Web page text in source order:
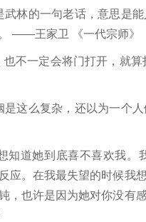
的一句老话，意思是能
——王家卫 《一代宗师》
不一定会将门打开，就
么复杂，还以为一个人
道她到底喜不喜欢我。
应。在我最失望的时候我
，也许是因为她对你没有